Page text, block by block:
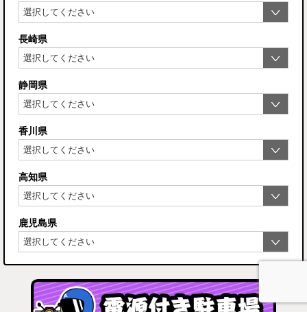
長崎県
静岡県
香川県
高知県
鹿児島県